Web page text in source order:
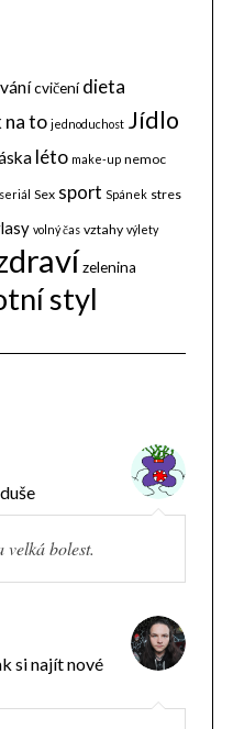
cvičení dieta
na to jednoduchost Jídlo
léto make-up nemoc
seriál Sex sport Spánek stres
volný čas vztahy výlety
zelenina
styl
velká bolest.
si najít nové